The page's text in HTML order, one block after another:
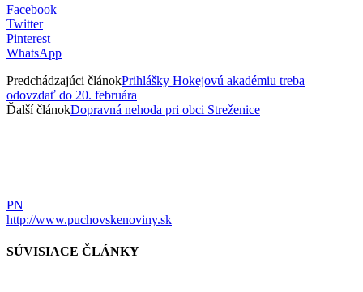
Facebook
Twitter
Pinterest
WhatsApp
Predchádzajúci článokPrihlášky Hokejovú akadémiu treba
odovzdať do 20. februára
Ďalší článokDopravná nehoda pri obci Streženice
PN
http://www.puchovskenoviny.sk
SÚVISIACE ČLÁNKY